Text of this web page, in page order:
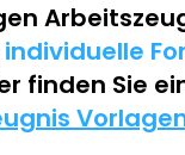
individuelle
finden Sie